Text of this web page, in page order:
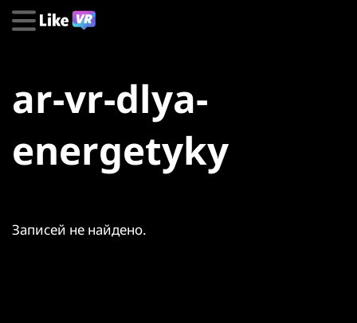
ar-vr-dlya-
energetyky
Записей не найдено.